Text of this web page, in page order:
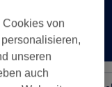
von
unseren
auch